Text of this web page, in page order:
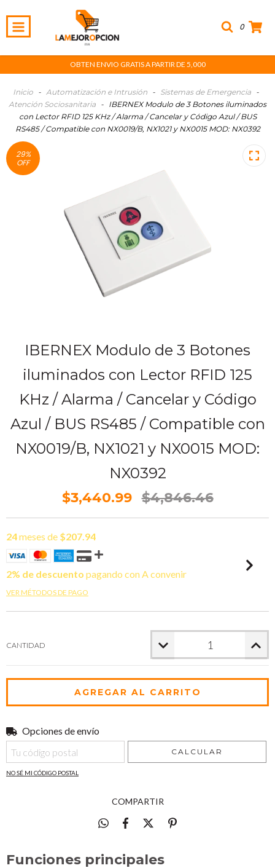
0
OBTEN ENVIO GRATIS A PARTIR DE 5,000
Inicio - Automatización e Intrusión - Sistemas de Emergencia -
Atención Sociosanitaria - IBERNEX Modulo de 3 Botones iluminados
con Lector RFID 125 KHz / Alarma / Cancelar y Código Azul / BUS
RS485 / Compatible con NX0019/B, NX1021 y NX0015 MOD: NX0392
29%
OFF
IBERNEX Modulo de 3 Botones
iluminados con Lector RFID 125
KHz / Alarma / Cancelar y Código
Azul / BUS RS485 / Compatible con
NX0019/B, NX1021 y NX0015 MOD:
NX0392
$3,440.99 $4,846.46
24meses de $207.94
2% de descuento pagando con A convenir
VER MÉTODOS DE PAGO
CANTIDAD
Entregas para el CP:
Opciones de envío
CALCULAR
NO SÉ MI CÓDIGO POSTAL
COMPARTIR
Funciones principales